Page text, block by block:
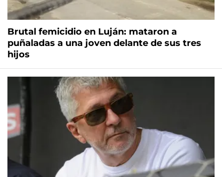
Brutal femicidio en Luján: mataron a
puñaladas a una joven delante de sus tres
hijos